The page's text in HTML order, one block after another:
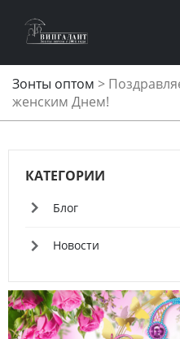
Зонты оптом >
женским Днем!
КАТЕГОРИИ
Блог
Новости